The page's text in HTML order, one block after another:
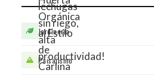
Jardinería
Paisajismo